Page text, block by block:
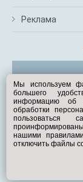
Реклама
Мы используем
большего
информацию об
обработки
нашими
отключить файлы